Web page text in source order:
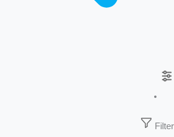
Filter